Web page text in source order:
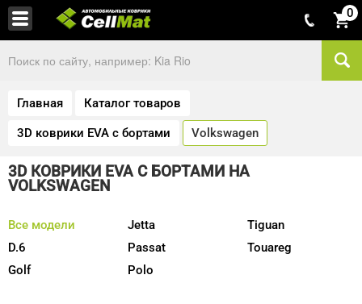
0
Главная Каталог товаров
3D коврики EVA с бортами Volkswagen
3D КОВРИКИ EVA С БОРТАМИ НА
VOLKSWAGEN
Все модели
D.6
Golf
Jetta
Passat
Polo
Tiguan
Touareg